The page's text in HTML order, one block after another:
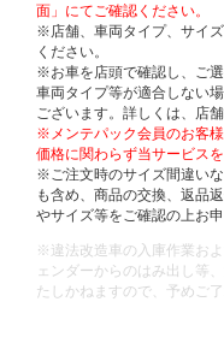
面」にてご確認ください。
※店舗、車両タイプ、サイ
ください。
※お車を店頭で確認し、ご
車両タイプ等が適合しない
ございます。詳しくは、店
※メンテパック会員のお客
価格に関わらず当サービスを
※ご注文時のサイズ間違い
も含め、商品の交換、返品
やサイズ等をご確認の上お
※違法改造車の入庫作業お
ェンダーからのはみ出し等
たしかねますので、予めご了